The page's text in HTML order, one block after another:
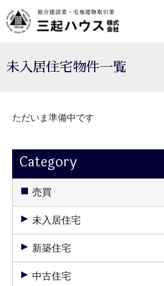
未入居住宅物件一覧
ただいま準備中です
Category
売買
未入居住宅
新築住宅
中古住宅